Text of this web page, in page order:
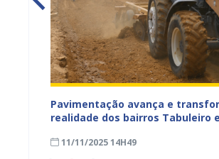
Pavimentação avança e
realidade dos bairros Tabuleiro
11/11/2025 14H49